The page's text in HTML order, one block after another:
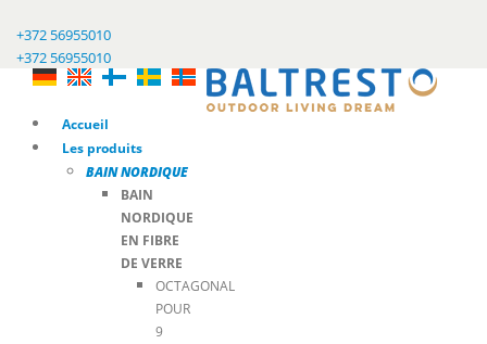
+372 56955010
+372 56955010
Accueil
Les produits
BAIN NORDIQUE
BAIN
NORDIQUE
EN FIBRE
DE VERRE
OCTAGONAL
POUR
9